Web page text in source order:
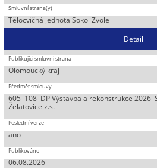
Tělocvičná jednota Sokol Zvole
Detail
Olomoucký kraj
605–108–DP Výstavba a rekonstrukce
Želatovice z.s.
ano
06.08.2026